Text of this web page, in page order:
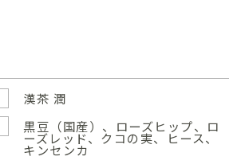
漢茶 潤
黒豆（国産）、ローズヒップ、ロ
ーズレッド、クコの実、ヒース、
キンセンカ